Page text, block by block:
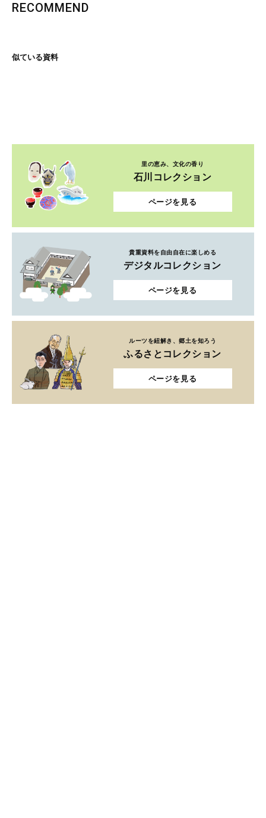
RECOMMEND
似ている資料
里の恵み、文化の香り
石川コレクション
ページを見る
貴重資料を自由自在に楽しめる
デジタルコレクション
ページを見る
ルーツを紐解き、郷土を知ろう
ふるさとコレクション
ページを見る